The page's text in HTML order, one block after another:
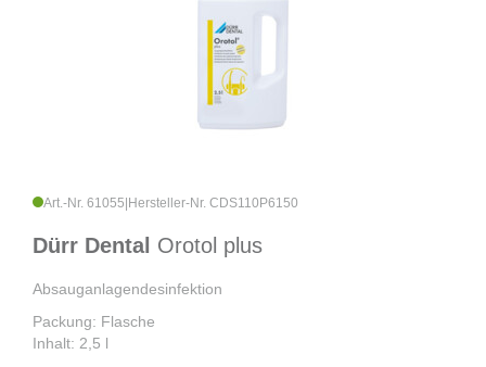
Art.-Nr. 61055 Hersteller-Nr. CDS110P6150
Dürr Dental Orotol plus
Absauganlagendesinfektion
Packung: Flasche
Inhalt: 2,5 l